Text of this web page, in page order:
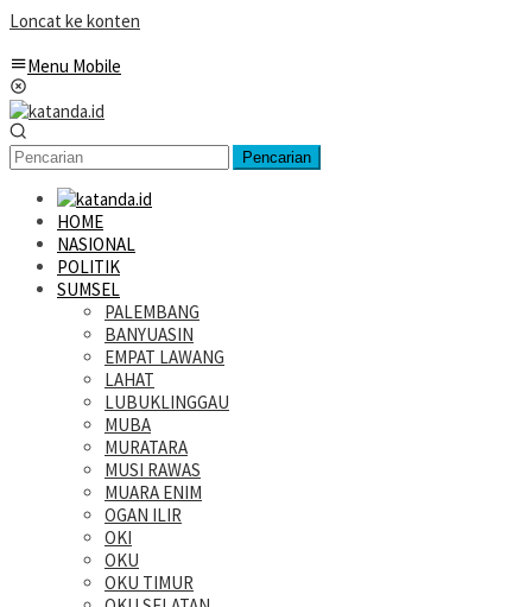
Loncat ke konten
Menu Mobile
Pencarian
HOME
NASIONAL
POLITIK
SUMSEL
PALEMBANG
BANYUASIN
EMPAT LAWANG
LAHAT
LUBUKLINGGAU
MUBA
MURATARA
MUSI RAWAS
MUARA ENIM
OGAN ILIR
OKI
OKU
OKU TIMUR